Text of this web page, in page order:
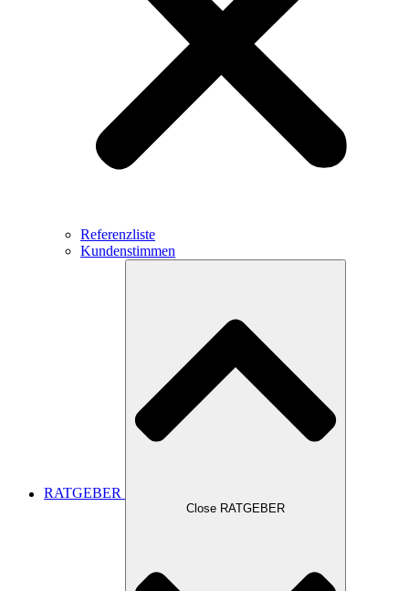
Referenzliste
Kundenstimmen
RATGEBER
Close RATGEBER